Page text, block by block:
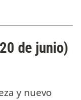
de junio)
y nuevo